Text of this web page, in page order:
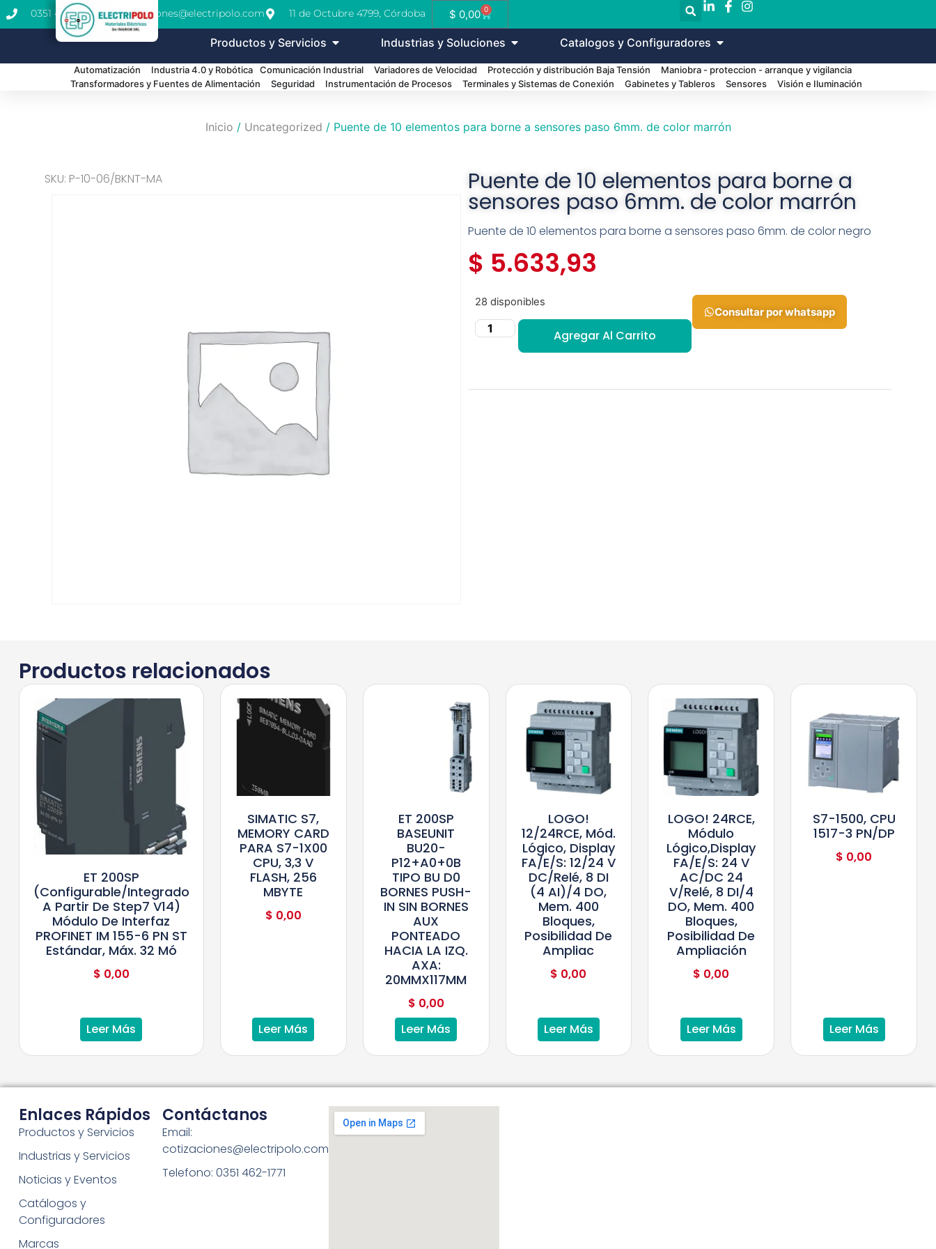
0351 462-1771 cotizaciones@electripolo.com 11 de Octubre 4799, Córdoba $ 0,00 0
Productos y Servicios Industrias y Soluciones Catalogos y Configuradores
Automatización Industria 4.0 y Robótica Comunicación Industrial Variadores de Velocidad Protección y distribución Baja Tensión
Maniobra - proteccion - arranque y vigilancia
Transformadores y Fuentes de Alimentación
Seguridad Instrumentación de Procesos Terminales y Sistemas de Conexión Gabinetes y Tableros Sensores Visión e Iluminación
Inicio / Uncategorized / Puente de 10 elementos para borne a sensores paso 6mm. de color marrón
SKU: P-10-06/BKNT-MA Puente de 10 elementos para borne a
sensores paso 6mm. de color marrón
Puente de 10 elementos para borne a sensores paso 6mm. de color negro
$ 5.633,93
28 disponibles
Agregar Al Carrito
Consultar por whatsapp
Productos relacionados
ET 200SP
(configurable/integrado
A Partir De Step7 V14)
Módulo De Interfaz
PROFINET IM 155-6 PN ST
Estándar, Máx. 32 Mó
$ 0,00
Leer Más
SIMATIC S7,
MEMORY CARD
PARA S7-1X00
CPU, 3,3 V
FLASH, 256
MBYTE
$ 0,00
Leer Más
ET 200SP
BASEUNIT
BU20-
P12+A0+0B
TIPO BU D0
BORNES PUSH-
IN SIN BORNES
AUX
PONTEADO
HACIA LA IZQ.
AXA:
20MMX117MM
$ 0,00
Leer Más
LOGO!
12/24RCE, Mód.
Lógico, Display
FA/E/S: 12/24 V
DC/relé, 8 DI
(4 AI)/4 DO,
Mem. 400
Bloques,
Posibilidad De
Ampliac
$ 0,00
Leer Más
LOGO! 24RCE,
Módulo
Lógico,display
FA/E/S: 24 V
AC/DC 24
V/relé, 8 DI/4
DO, Mem. 400
Bloques,
Posibilidad De
Ampliación
$ 0,00
Leer Más
S7-1500, CPU
1517-3 PN/DP
$ 0,00
Leer Más
Enlaces Rápidos
Productos y Servicios
Industrias y Servicios
Noticias y Eventos
Catálogos y
Configuradores
Marcas
Contáctanos
Email:
cotizaciones@electripolo.com
Telefono: 0351 462-1771